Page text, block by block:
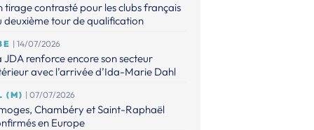
tirage contrasté pour les clubs français
deuxième tour de qualification
| 14/07/2026
JDA renforce encore son secteur
avec l’arrivée d’Ida-Marie Dahl
(M) | 07/07/2026
Chambéry et Saint-Raphaël
en Europe